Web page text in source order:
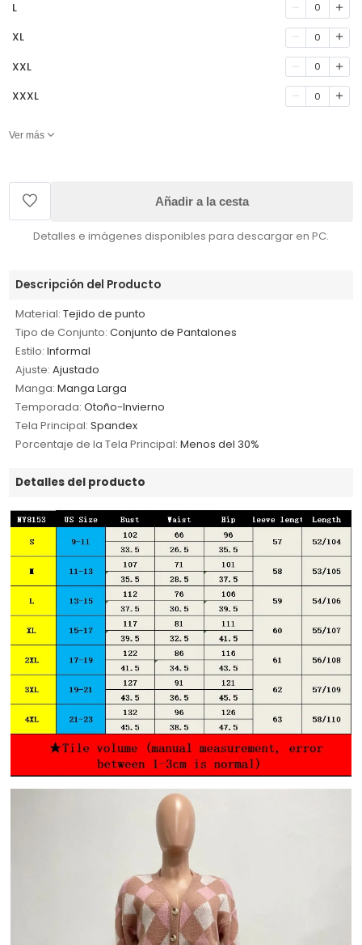
L 0
XL 0
XXL 0
XXXL 0
Ver más
Añadir a la cesta
Detalles e imágenes disponibles para descargar en PC.
Descripción del Producto
Material: Tejido de punto
Tipo de Conjunto: Conjunto de Pantalones
Estilo: Informal
Ajuste: Ajustado
Manga: Manga Larga
Temporada: Otoño-Invierno
Tela Principal: Spandex
Porcentaje de la Tela Principal: Menos del 30%
Detalles del producto